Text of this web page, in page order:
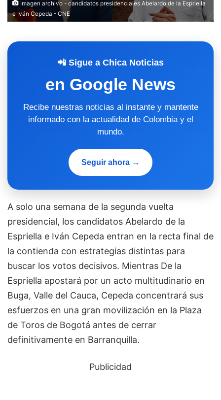
Imagen archivo - candidatos presidenciales Abelardo de la Espriella
e Iván Cepeda - CNE
📲 Sigue a Chica Noticias
en Google News
Recibe nuestras noticias al instante y mantente
informado con la actualidad de Colombia y el
mundo.
Seguir ahora →
A solo una semana de la segunda vuelta
presidencial, los candidatos Abelardo de la
Espriella e Iván Cepeda entran en la recta final de
la contienda con estrategias distintas para
buscar los votos decisivos. Mientras De la
Espriella apostará por un acto multitudinario en
Buga, Valle del Cauca, Cepeda concentrará sus
esfuerzos en una gran movilización en la Plaza
de Toros de Bogotá antes de cerrar
definitivamente en Barranquilla.
Publicidad